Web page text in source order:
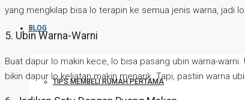
BLOG
TIPS MEMBELI RUMAH PERTAMA
yang mengkilap bisa lo terapin ke semua jenis warna, jadi
5. Ubin Warna-Warni
Buat dapur lo makin kece, lo bisa pasang ubin warna-
bikin dapur lo keliatan makin menarik. Tapi, pastiin warna